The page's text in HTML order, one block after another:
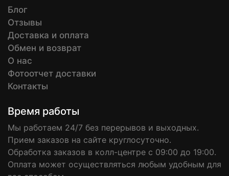
Блог
Отзывы
Доставка и оплата
Обмен и возврат
О нас
Фотоотчет доставки
Контакты
Время работы
Мы работаем 24/7 без перерывов и выходных.
Прием заказов на сайте круглосуточно.
Обработка заказов в колл-центре с 09:00 до 19:00.
Оплата может осуществляться любым удобным для